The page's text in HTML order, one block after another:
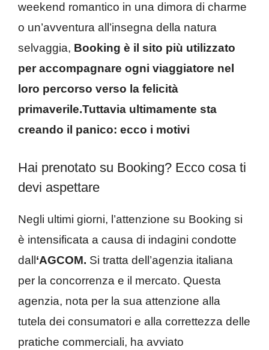
weekend romantico in una dimora di charme
o un’avventura all’insegna della natura
selvaggia, Booking è il sito più utilizzato
per accompagnare ogni viaggiatore nel
loro percorso verso la felicità
primaverile.Tuttavia ultimamente sta
creando il panico: ecco i motivi
Hai prenotato su Booking? Ecco cosa ti
devi aspettare
Negli ultimi giorni, l’attenzione su Booking si
è intensificata a causa di indagini condotte
dall‘AGCOM. Si tratta dell’agenzia italiana
per la concorrenza e il mercato. Questa
agenzia, nota per la sua attenzione alla
tutela dei consumatori e alla correttezza delle
pratiche commerciali, ha avviato